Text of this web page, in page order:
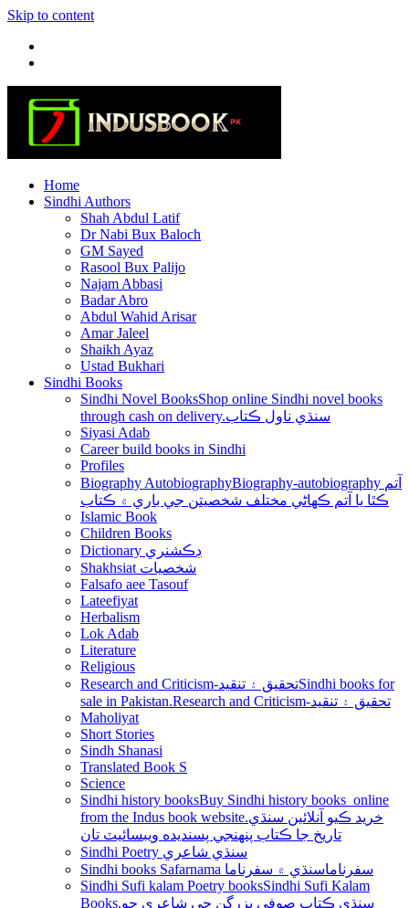
Skip to content
Home
Sindhi Authors
Shah Abdul Latif
Dr Nabi Bux Baloch
GM Sayed
Rasool Bux Palijo
Najam Abbasi
Badar Abro
Abdul Wahid Arisar
Amar Jaleel
Shaikh Ayaz
Ustad Bukhari
Sindhi Books
Sindhi Novel BooksShop online Sindhi novel books
through cash on delivery.سنڌي ناول ڪتاب
Siyasi Adab
Career build books in Sindhi
Profiles
Biography AutobiographyBiography-autobiography آتم
ڪٿا يا آتم ڪھاڻي مختلف شخصيتن جي باري ۾ ڪتاب
Islamic Book
Children Books
Dictionary ڊڪشنري
Shakhsiat شخصيات
Falsafo aee Tasouf
Lateefiyat
Herbalism
Lok Adab
Literature
Religious
Research and Criticism-تحقيق ۽ تنقيدSindhi books for
sale in Pakistan.Research and Criticism-تحقيق ۽ تنقيد
Maholiyat
Short Stories
Sindh Shanasi
Translated Book S
Science
Sindhi history booksBuy Sindhi history books online
from the Indus book website.خريد ڪيو آنلائين سنڌي
تاريخ جا ڪتاب پنھنجي پسنديده ويبسائيٽ تان
Sindhi Poetry سنڌي شاعري
Sindhi books Safarnama سفرناماسنڌي ۾ سفرناما
Sindhi Sufi kalam Poetry booksSindhi Sufi Kalam
Books.سنڌي ڪتاب صوفي بزرگن جي شاعري جو